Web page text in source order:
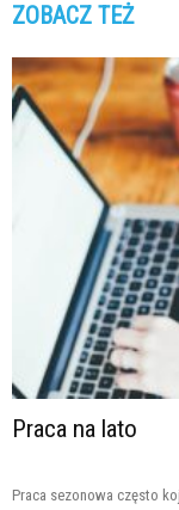
ZOBACZ TEŻ
Praca na lato
Praca sezonowa często